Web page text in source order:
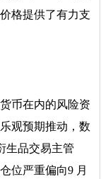
格提供了有力支
币在内的风险资
观预期推动，数
生品交易主管
位严重偏向9 月